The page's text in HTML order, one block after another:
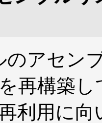
のアセン
再構築
利用に